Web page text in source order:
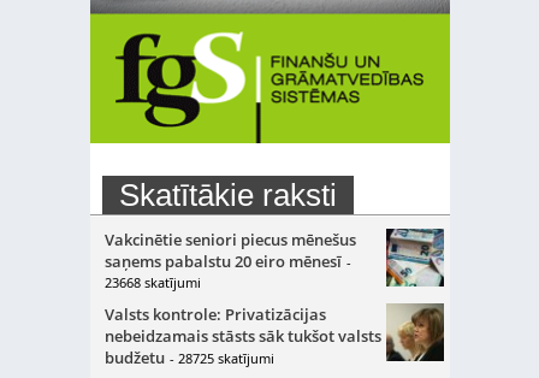
Skatītākie raksti
Vakcinētie seniori piecus mēnešus
saņems pabalstu 20 eiro mēnesī -
23668 skatījumi
Valsts kontrole: Privatizācijas
nebeidzamais stāsts sāk tukšot valsts
budžetu - 28725 skatījumi